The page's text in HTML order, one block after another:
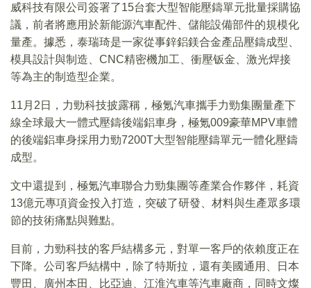
威科技有限公司簽署了15台套大型智能壓鑄單元批量採購協
議，前者將應用於新能源汽車配件、儲能設備部件的規模化
量產。據悉，泰瑞琦是一家從事鋅鋁鎂合金產品壓鑄成型、
模具設計與制造、CNC精密機加工、衝壓钣金、激光焊接
等為主的制造型企業。
11月2日，力勁科技披露稱，極氪汽車攜手力勁集團量產下
線全球最大一體式壓鑄後端鋁車身，極氪009豪華MPV車體
的後端鋁車身採用力勁7200T大型智能壓鑄單元一體化壓鑄
成型。
文中還提到，極氪汽車聯合力勁集團等產業合作夥伴，耗資
13億元專項資金投入打造，突破了研發、材料與生產眾多環
節的技術痛點與難點。
目前，力勁科技的客戶結構多元，對單一客戶的依賴度正在
下降。公司客戶結構中，除了特斯拉，還有美國通用、日本
豐田、廣州本田、比亞迪、江淮汽車等汽車廠商，同時文燦